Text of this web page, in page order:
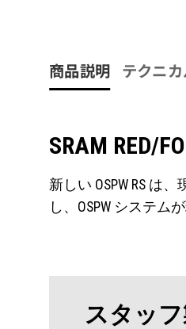
商品説明 テクニ
SRAM RED/
新しい OSPW RS は
し、OSPW システ
スタッ